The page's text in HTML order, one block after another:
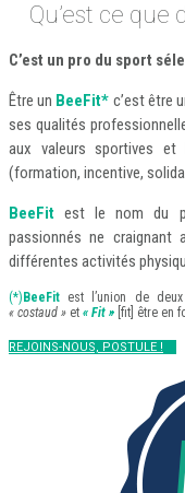
Qu’est ce
C’est un pro du sport
Être un BeeFit* c’est être
ses qualités
aux valeurs sportives et
(formation, incentive,
BeeFit est le nom du
passionnés ne craignant
différentes activités
(*) BeeFit est l’union de
« costaud » et « Fit » [fit] être en
REJOINS-NOUS, POSTULE !